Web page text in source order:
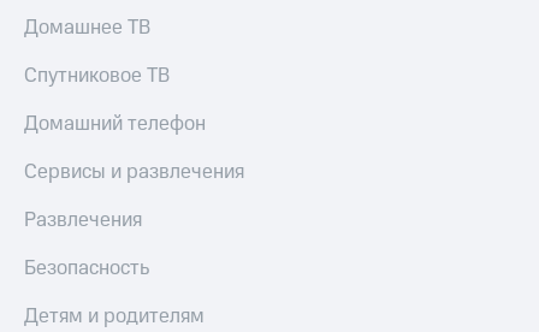
Домашнее ТВ
Спутниковое ТВ
Домашний телефон
Сервисы и развлечения
Развлечения
Безопасность
Детям и родителям